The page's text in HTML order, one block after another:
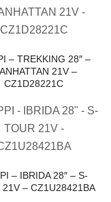
– TREKKING 28″ –
21V –
CZ1D28221C
– IBRIDA 28″ – S-
21V – CZ1U28421BA